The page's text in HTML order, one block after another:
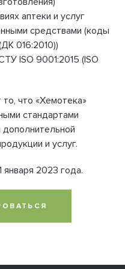
аптеки и услуг
средствами (коды
016:2010))
ISO 9001:2015 (ISO
что «Хемотека»
стандартами
и услуг.
2023 года.